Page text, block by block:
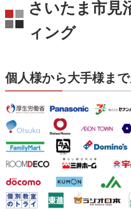
さいたま市見
ィング
個人様から大手様ま